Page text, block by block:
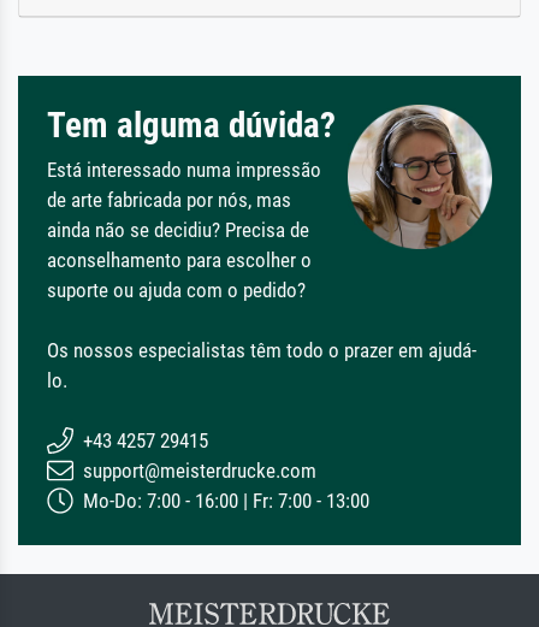
Tem alguma dúvida?
Está interessado numa impressão
de arte fabricada por nós, mas
ainda não se decidiu? Precisa de
aconselhamento para escolher o
suporte ou ajuda com o pedido?
Os nossos especialistas têm todo o prazer em ajudá-
lo.
+43 4257 29415
support@meisterdrucke.com
Mo-Do: 7:00 - 16:00 | Fr: 7:00 - 13:00